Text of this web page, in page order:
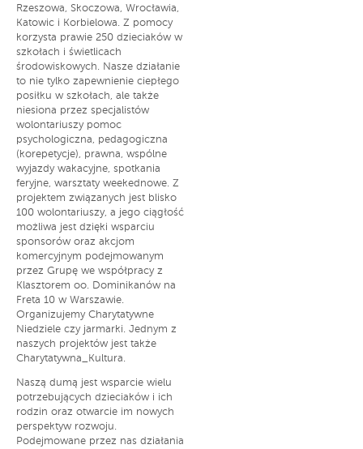
Rzeszowa, Skoczowa, Wrocławia,
Katowic i Korbielowa. Z pomocy
korzysta prawie 250 dzieciaków w
szkołach i świetlicach
środowiskowych. Nasze działanie
to nie tylko zapewnienie ciepłego
posiłku w szkołach, ale także
niesiona przez specjalistów
wolontariuszy pomoc
psychologiczna, pedagogiczna
(korepetycje), prawna, wspólne
wyjazdy wakacyjne, spotkania
feryjne, warsztaty weekednowe. Z
projektem związanych jest blisko
100 wolontariuszy, a jego ciągłość
możliwa jest dzięki wsparciu
sponsorów oraz akcjom
komercyjnym podejmowanym
przez Grupę we współpracy z
Klasztorem oo. Dominikanów na
Freta 10 w Warszawie.
Organizujemy Charytatywne
Niedziele czy jarmarki. Jednym z
naszych projektów jest także
Charytatywna_Kultura.
Naszą dumą jest wsparcie wielu
potrzebujących dzieciaków i ich
rodzin oraz otwarcie im nowych
perspektyw rozwoju.
Podejmowane przez nas działania